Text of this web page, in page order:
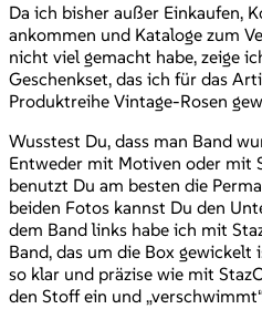
Da ich bisher außer Einkaufen,
ankommen und Kataloge zum
nicht viel gemacht habe, zeige
Geschenkset, das ich für das
Produktreihe Vintage-Rosen
Wusstest Du, dass man Band
Entweder mit Motiven oder mit
benutzt Du am besten die
beiden Fotos kannst Du den
dem Band links habe ich mit
Band, das um die Box gewickelt
so klar und präzise wie mit
den Stoff ein und